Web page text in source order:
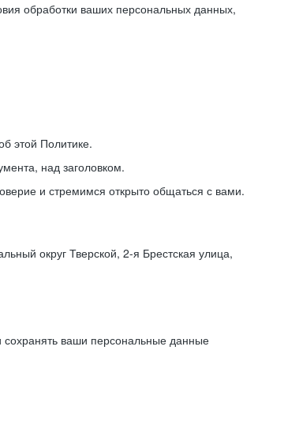
обработки ваших персональных данных,
этой Политике.
над заголовком.
и стремимся открыто общаться с вами.
округ Тверской, 2-я Брестская улица,
ваши персональные данные